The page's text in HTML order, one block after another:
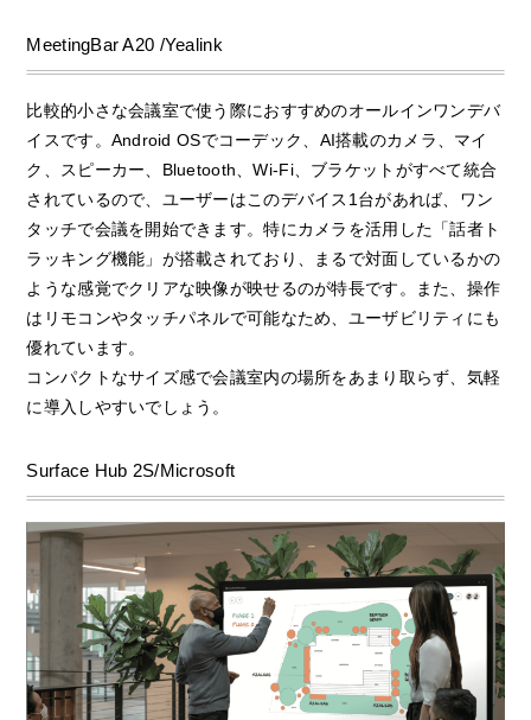
MeetingBar A20 /Yealink
比較的小さな会議室で使う際におすすめのオールインワンデバ
イスです。Android OSでコーデック、AI搭載のカメラ、マイ
ク、スピーカー、Bluetooth、Wi-Fi、ブラケットがすべて統合
されているので、ユーザーはこのデバイス1台があれば、ワン
タッチで会議を開始できます。特にカメラを活用した「話者ト
ラッキング機能」が搭載されており、まるで対面しているかの
ような感覚でクリアな映像が映せるのが特長です。また、操作
はリモコンやタッチパネルで可能なため、ユーザビリティにも
優れています。
コンパクトなサイズ感で会議室内の場所をあまり取らず、気軽
に導入しやすいでしょう。
Surface Hub 2S/Microsoft